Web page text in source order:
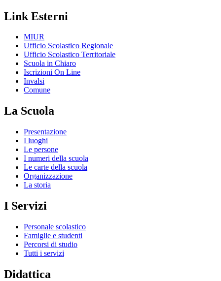
Link Esterni
MIUR
Ufficio Scolastico Regionale
Ufficio Scolastico Territoriale
Scuola in Chiaro
Iscrizioni On Line
Invalsi
Comune
La Scuola
Presentazione
I luoghi
Le persone
I numeri della scuola
Le carte della scuola
Organizzazione
La storia
I Servizi
Personale scolastico
Famiglie e studenti
Percorsi di studio
Tutti i servizi
Didattica